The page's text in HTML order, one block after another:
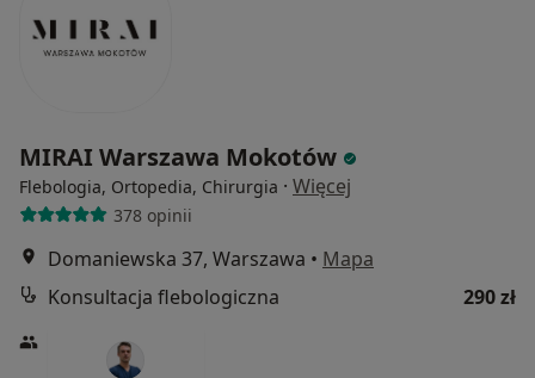
MIRAI Warszawa Mokotów
Flebologia, Ortopedia, Chirurgia · Więcej
378 opinii
Domaniewska 37, Warszawa • Mapa
Konsultacja flebologiczna
290 zł